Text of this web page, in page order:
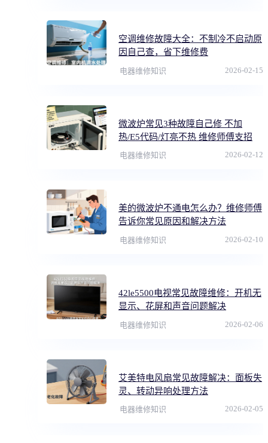
空调维修故障大全：不制冷不启动原
因自己查，省下维修费
电器维修知识 2026-02-15
微波炉常见3种故障自己修 不加
热/E5代码/灯亮不热 维修师傅支招
电器维修知识 2026-02-12
美的微波炉不通电怎么办？维修师傅
告诉你常见原因和解决方法
电器维修知识 2026-02-10
42le5500电视常见故障维修：开机无
显示、花屏和声音问题解决
电器维修知识 2026-02-06
艾美特电风扇常见故障解决：面板失
灵、转动异响处理方法
电器维修知识 2026-02-05